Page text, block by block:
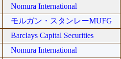
Nomura International
モルガン・スタンレーMUFG
Barclays Capital Securities
Nomura International